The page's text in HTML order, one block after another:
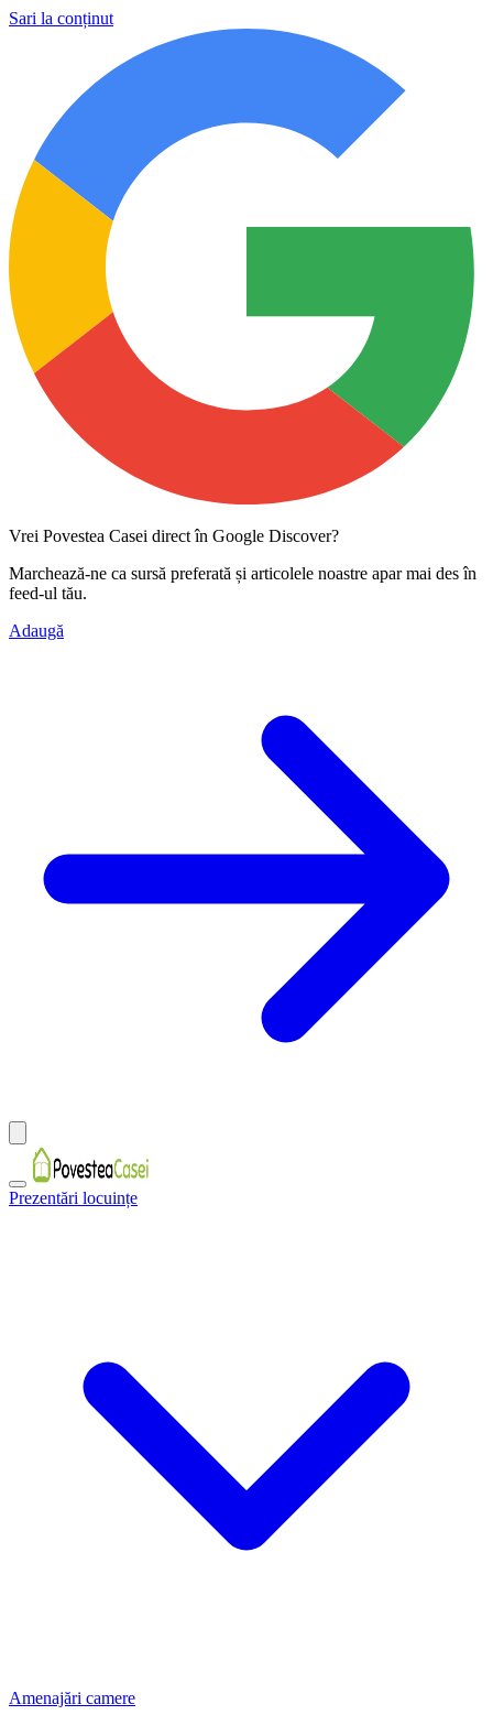
Sari la conținut
Vrei Povestea Casei direct în Google Discover?
Marchează-ne ca sursă preferată și articolele noastre apar mai des în
feed-ul tău.
Adaugă
Prezentări locuințe
Amenajări camere